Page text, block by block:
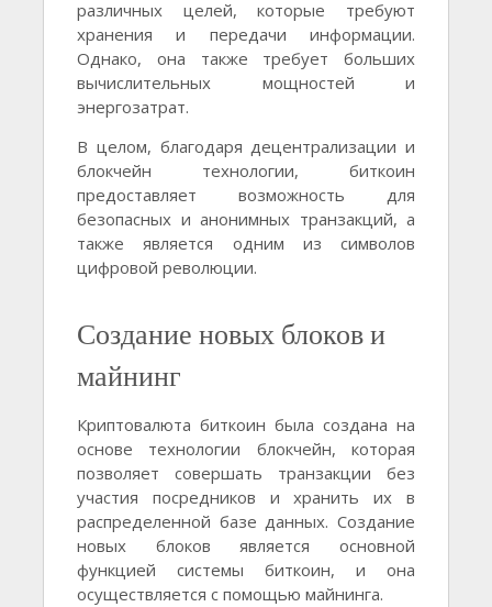
различных целей, которые требуют
хранения и передачи информации.
Однако, она также требует больших
вычислительных мощностей и
энергозатрат.
В целом, благодаря децентрализации и
блокчейн технологии, биткоин
предоставляет возможность для
безопасных и анонимных транзакций, а
также является одним из символов
цифровой революции.
Создание новых блоков и
майнинг
Криптовалюта биткоин была создана на
основе технологии блокчейн, которая
позволяет совершать транзакции без
участия посредников и хранить их в
распределенной базе данных. Создание
новых блоков является основной
функцией системы биткоин, и она
осуществляется с помощью майнинга.